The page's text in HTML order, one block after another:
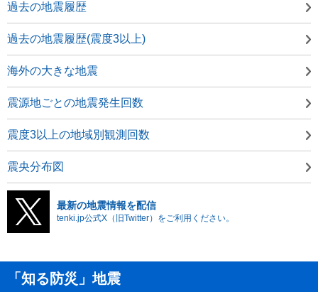
過去の地震履歴
過去の地震履歴(震度3以上)
海外の大きな地震
震源地ごとの地震発生回数
震度3以上の地域別観測回数
震央分布図
最新の地震情報を配信
tenki.jp公式X（旧Twitter）をご利用ください。
「知る防災」地震